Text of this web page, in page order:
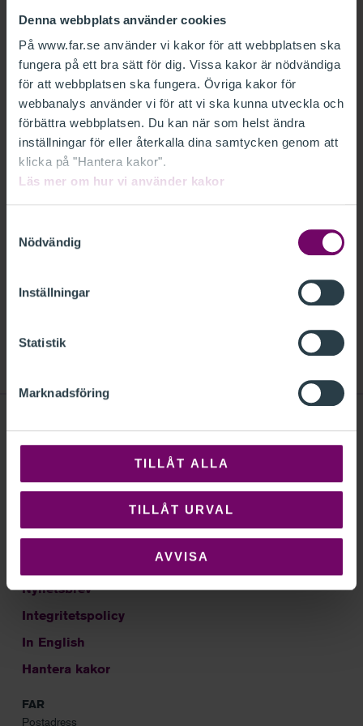
Denna webbplats använder cookies
På www.far.se använder vi kakor för att webbplatsen ska
fungera på ett bra sätt för dig. Vissa kakor är nödvändiga
för att webbplatsen ska fungera. Övriga kakor för
webbanalys använder vi för att vi ska kunna utveckla och
förbättra webbplatsen. Du kan när som helst ändra
inställningar för eller återkalla dina samtycken genom att
klicka på "Hantera kakor".
Läs mer om hur vi använder kakor
Nödvändig
Inställningar
Statistik
Marknadsföring
TILLÅT ALLA
TILLÅT URVAL
AVVISA
synpunkter över Finansdepartementets
remiss Utredningen om beskattning av viss
avkastning från riskkapitalfonder
(Fi2025/00173).
FAR vill med anledning av detta anföra
följande.
FAR REMISSVAR - UTREDNINGEN OM
RISKKAPITALFONDER FI2025 00173
Sök
Kontakt
Nyhetsbrev
Integritetspolicy
In English
Hantera kakor
FAR
Postadress